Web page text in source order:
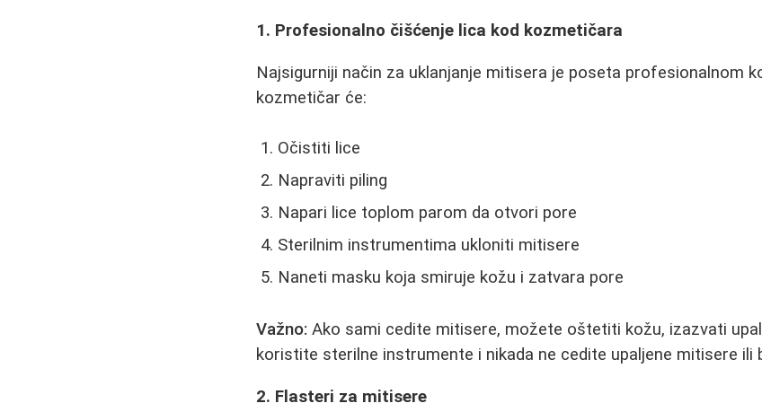
1. Profesionalno čišćenje lica kod kozmetičara
Najsigurniji način za uklanjanje mitisera je poseta profesionalnom
kozmetičar će:
Očistiti lice
Napraviti piling
Napari lice toplom parom da otvori pore
Sterilnim instrumentima ukloniti mitisere
Naneti masku koja smiruje kožu i zatvara pore
Važno: Ako sami cedite mitisere, možete oštetiti kožu, izazvati
koristite sterilne instrumente i nikada ne cedite upaljene mitisere ili
2. Flasteri za mitisere